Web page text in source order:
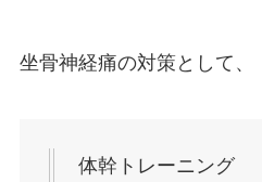
坐骨神経痛の対策として、
体幹トレーニング